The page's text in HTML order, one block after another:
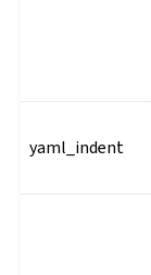
yaml_indent